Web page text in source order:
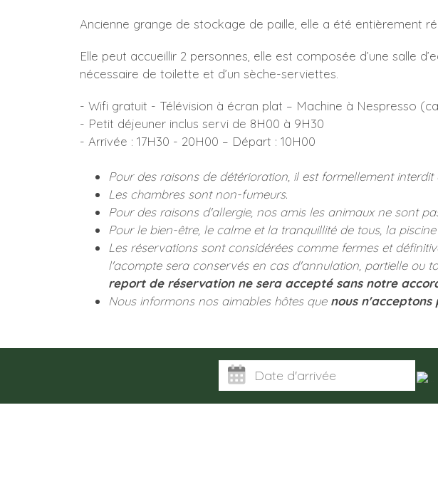
Ancienne grange de stockage de paille, elle a été entièrement
Elle peut accueillir 2 personnes, elle est composée d’une salle
nécessaire de toilette et d’un sèche-serviettes.
- Wifi gratuit - Télévision à écran plat – Machine à Nespresso
- Petit déjeuner inclus servi de 8H00 à 9H30
- Arrivée : 17H30 - 20H00 – Départ : 10H00
Pour des raisons de détérioration, il est formellement
Les chambres sont non-fumeurs.
Pour des raisons d'allergie, nos amis les animaux ne sont
Pour le bien-être, le calme et la tranquillité de tous, la
Les réservations sont considérées comme fermes et
l'acompte sera conservés en cas d'annulation, partielle ou
report de réservation ne sera accepté sans notre
Nous informons nos aimables hôtes que nous